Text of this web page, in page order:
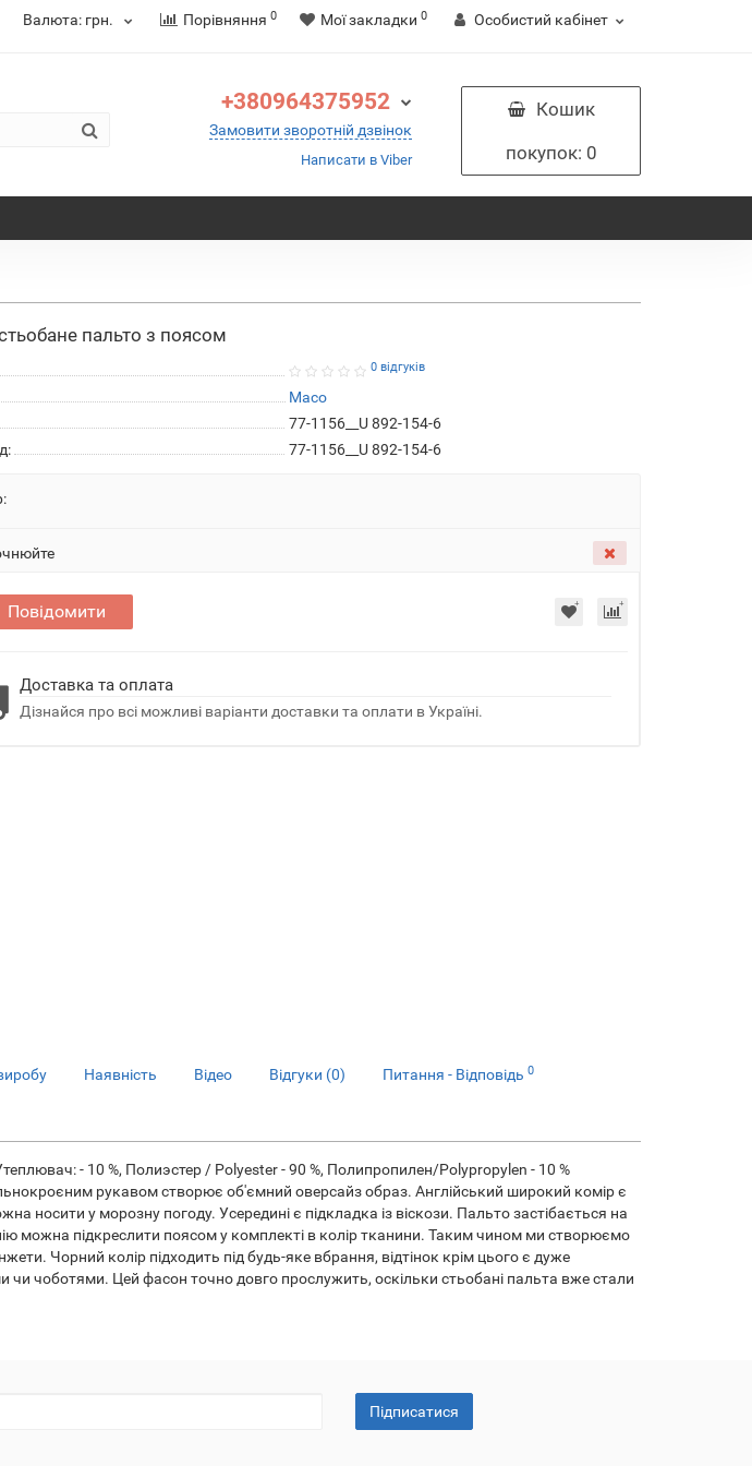
Валюта: грн. Порівняння 0 Мої закладки 0 Особистий кабінет
+380964375952
Замовити зворотній дзвінок
Написати в Viber
Кошик
покупок: 0
пальто з поясом
0 відгуків
Maco
77-1156__U 892-154-6
77-1156__U 892-154-6
Повідомити
Доставка та оплата
Дізнайся про всі можливі варіанти доставки та оплати в Україні.
Наявність Відео Відгуки (0) Питання - Відповідь 0
- 10 %, Полиэстер / Polyester - 90 %, Полипропилен/Polypropylen - 10 %
рукавом створює об'ємний оверсайз образ. Англійський широкий комір є
носити у морозну погоду. Усередині є підкладка із віскози. Пальто застібається на
можна підкреслити поясом у комплекті в колір тканини. Таким чином ми створюємо
Чорний колір підходить під будь-яке вбрання, відтінок крім цього є дуже
чоботями. Цей фасон точно довго прослужить, оскільки стьобані пальта вже стали
Підписатися